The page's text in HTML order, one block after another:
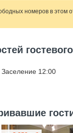
номеров в этом
Заселение 12:00